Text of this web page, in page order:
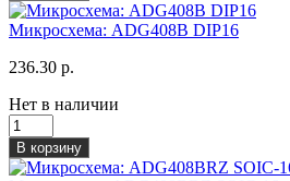
Микросхема: ADG408B DIP16
236.30 р.
Нет в наличии
В корзину